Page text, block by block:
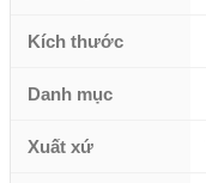
Kích thước
Danh mục
Xuất xứ